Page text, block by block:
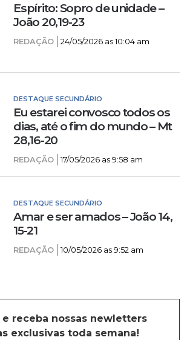
Espírito: Sopro de unidade –
João 20,19-23
REDAÇÃO 24/05/2026 as 10:04 am
DESTAQUE SECUNDÁRIO
Eu estarei convosco todos os
dias, até o fim do mundo – Mt
28,16-20
REDAÇÃO 17/05/2026 as 9:58 am
DESTAQUE SECUNDÁRIO
Amar e ser amados – João 14,
15-21
REDAÇÃO 10/05/2026 as 9:52 am
e receba nossas newletters
exclusivas toda semana!